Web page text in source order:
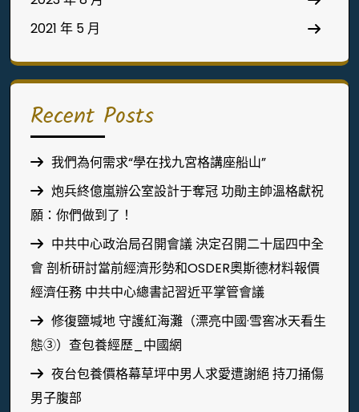
2021 年 5 月
Recent Posts
我們為何需求“學在找九宮格講座船山”
炮兵終億嵐辦公室設計于奪冠 功勛主帥溫格獻祝
願：你們做到了！
中共中心政治局召開會議 決定召開二十屆四中全
會 剖析研討當前經濟形勢和OSDER奧斯德材料報價
經濟任務 中共中心總書記習近平掌管會議
修復鹽堿地 守護紅海灘（漂亮中國·雪窖冰天看生
態③）查包養經歷_中國網
夜台包養價格幕草坪中男人求愛遭謝絕 持刀捅傷
男子腹部